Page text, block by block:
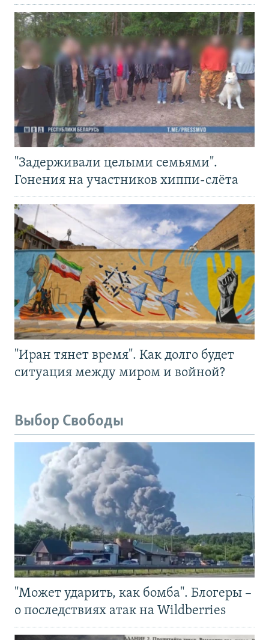
"Задерживали целыми семьями".
Гонения на участников хиппи-слёта
"Иран тянет время". Как долго будет
ситуация между миром и войной?
Выбор Свободы
"Может ударить, как бомба". Блогеры –
о последствиях атак на Wildberries